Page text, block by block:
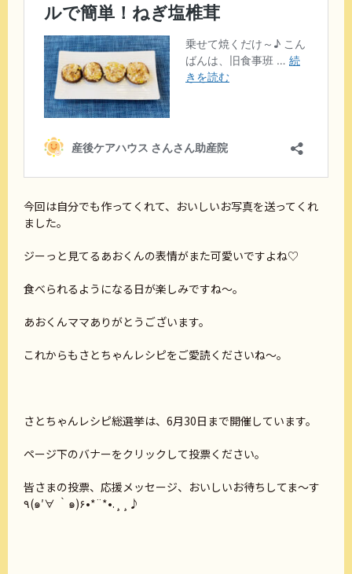
今回は自分でも作ってくれて、おいしいお写真を送ってくれ
ました。
ジーっと見てるあおくんの表情がまた可愛いですよね♡
食べられるようになる日が楽しみですね～。
あおくんママありがとうございます。
これからもさとちゃんレシピをご愛読くださいね～。
さとちゃんレシピ総選挙は、6月30日まで開催しています。
ページ下のバナーをクリックして投票ください。
皆さまの投票、応援メッセージ、おいしいお待ちしてま～す
٩(๑′∀ ‵๑)۶•*¨*•.¸¸♪